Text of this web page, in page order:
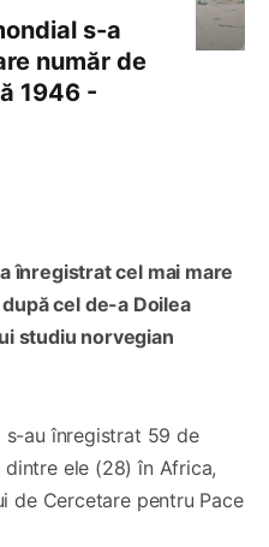
s-a
număr de
1946 -
înregistrat cel mai mare
cel de-a Doilea
studiu norvegian
s-au înregistrat 59 de
ele (28) în Africa,
de Cercetare pentru Pace